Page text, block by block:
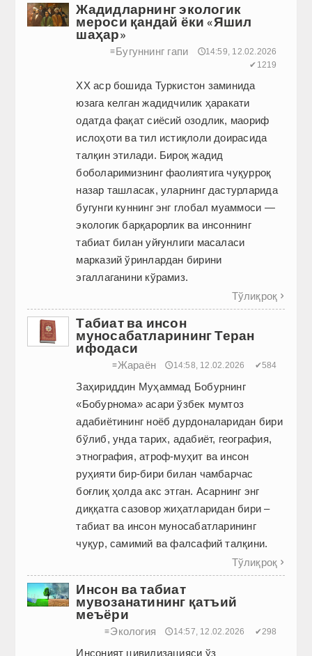
Жадидларнинг экологик
мероси қандай ёки «Яшил
шаҳар»
≡Бугуннинг гапи
🕔14:59, 12.02.2026
✔1219
ХХ аср бошида Туркистон заминида
юзага келган жадидчилик ҳаракати
одатда фақат сиёсий озодлик, маориф
ислоҳоти ва тил истиқлоли доирасида
талқин этилади. Бироқ жадид
боболаримизнинг фаолиятига чуқурроқ
назар ташласак, уларнинг дастурларида
бугунги куннинг энг глобал муаммоси —
экологик барқарорлик ва инсоннинг
табиат билан уйғунлиги масаласи
марказий ўринлардан бирини
эгаллаганини кўрамиз.
Тўлиқроқ 
Табиат ва инсон
муносабатларининг Теран
ифодаси
≡Жараён 🕔14:58, 12.02.2026 ✔584
Заҳириддин Муҳаммад Бобурнинг
«Бобурнома» асари ўзбек мумтоз
адабиётининг ноёб дурдоналаридан бири
бўлиб, унда тарих, адабиёт, география,
этнография, атроф-муҳит ва инсон
руҳияти бир-бири билан чамбарчас
боғлиқ ҳолда акс этган. Асарнинг энг
диққатга сазовор жиҳатларидан бири –
табиат ва инсон муносабатларининг
чуқур, самимий ва фалсафий талқини.
Тўлиқроқ 
Инсон ва табиат
мувозанатининг қатъий
меъёри
≡Экология 🕔14:57, 12.02.2026 ✔298
Инсоният цивилизацияси ўз